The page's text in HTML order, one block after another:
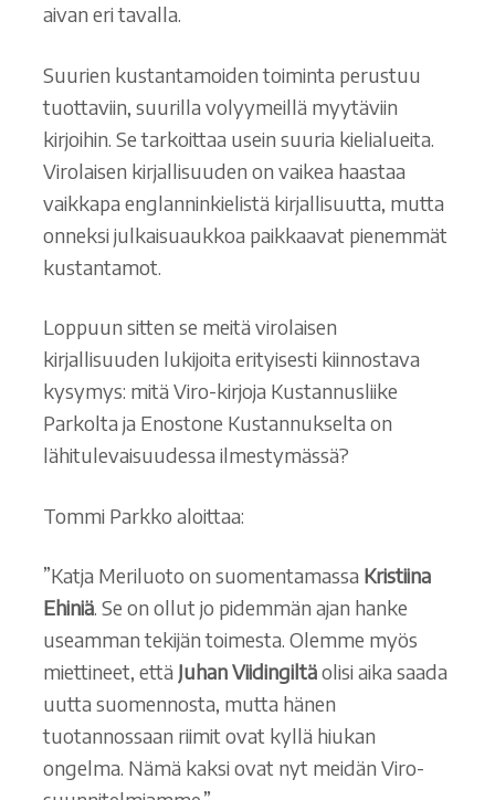
aivan eri tavalla.
Suurien kustantamoiden toiminta perustuu
tuottaviin, suurilla volyymeillä myytäviin
kirjoihin. Se tarkoittaa usein suuria kielialueita.
Virolaisen kirjallisuuden on vaikea haastaa
vaikkapa englanninkielistä kirjallisuutta, mutta
onneksi julkaisuaukkoa paikkaavat pienemmät
kustantamot.
Loppuun sitten se meitä virolaisen
kirjallisuuden lukijoita erityisesti kiinnostava
kysymys: mitä Viro-kirjoja Kustannusliike
Parkolta ja Enostone Kustannukselta on
lähitulevaisuudessa ilmestymässä?
Tommi Parkko aloittaa:
”Katja Meriluoto on suomentamassa Kristiina
Ehiniä. Se on ollut jo pidemmän ajan hanke
useamman tekijän toimesta. Olemme myös
miettineet, että Juhan Viidingiltäolisi aika saada
uutta suomennosta, mutta hänen
tuotannossaan riimit ovat kyllä hiukan
ongelma. Nämä kaksi ovat nyt meidän Viro-